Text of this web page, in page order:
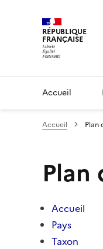
RÉPUBLIQUE
FRANÇAISE
Accueil
Accueil Plan
Plan
Accueil
Pays
Taxon